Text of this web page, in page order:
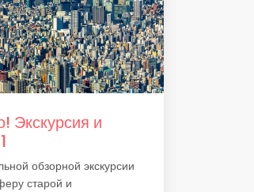
Экскурсия и
обзорной экскурсии
старой и